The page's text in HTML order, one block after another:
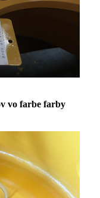
vo farbe farby